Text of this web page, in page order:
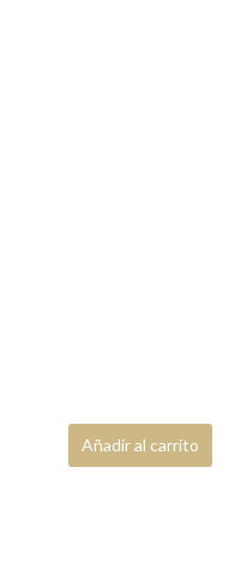
Añadir al carrito